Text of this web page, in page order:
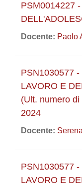
PSM0014227
Docente: Paolo
PSN1030577
LAVORO E
(Ult. numero
2024
Docente:
PSN1030577
LAVORO E